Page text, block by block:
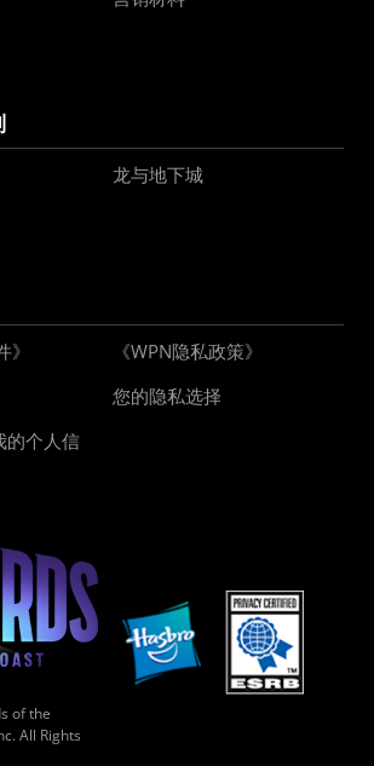
龙与地下城
》
《WPN隐私政策》
您的隐私选择
的个人信
of the
All Rights